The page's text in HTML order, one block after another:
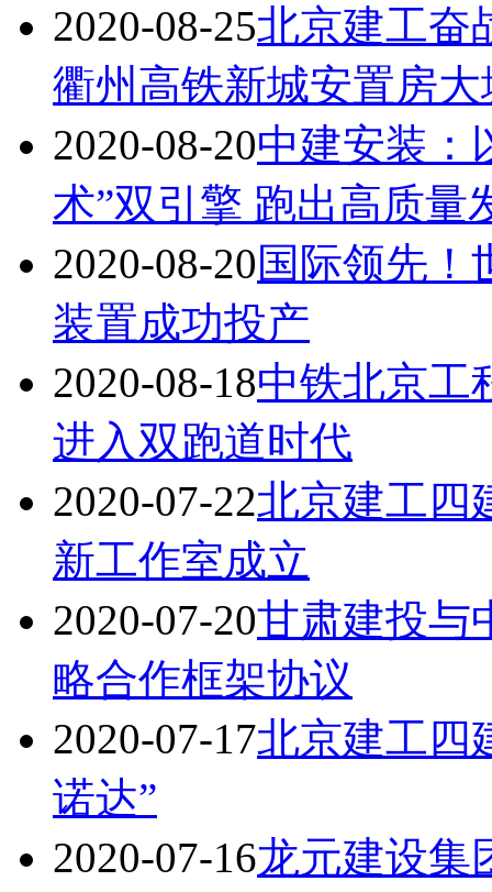
2020-08-25北京建工奋
衢州高铁新城安置房
2020-08-20中建安装：
术”双引擎 跑出高质量
2020-08-20国际领先！
装置成功投产
2020-08-18中铁北京工
进入双跑道时代
2020-07-22北京建工四
新工作室成立
2020-07-20甘肃建投与
略合作框架协议
2020-07-17北京建工四
诺达”
2020-07-16龙元建设集